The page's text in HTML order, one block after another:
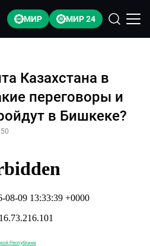
МИР МИР 24
Казахстана в
переговоры и
в Бишкеке?
Республики